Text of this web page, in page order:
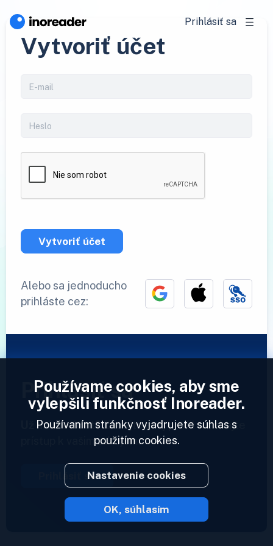
Prihlásiť sa
Vytvoriť účet
Vytvoriť účet
Alebo sa jednoducho
prihláste cez:
Prihlásiť sa
Už máme účet?Zadajte svoj profil a získajte
prístup k vašim zdrojom.
Prihlásiť sa
2023 © Inoreader
Používame cookies, aby sme
vylepšili funkčnosť Inoreader.
Používaním stránky vyjadrujete súhlas s
použitím cookies.
Nastavenie cookies
OK, súhlasím